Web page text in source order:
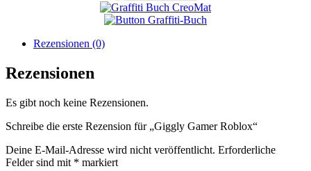
Rezensionen (0)
Rezensionen
Es gibt noch keine Rezensionen.
Schreibe die erste Rezension für „Giggly Gamer Roblox“
Deine E-Mail-Adresse wird nicht veröffentlicht. Erforderliche
Felder sind mit * markiert